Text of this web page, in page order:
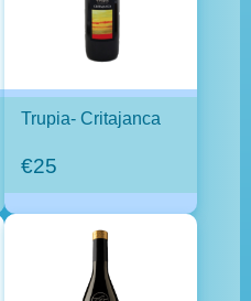
Trupia- Critajanca
€25